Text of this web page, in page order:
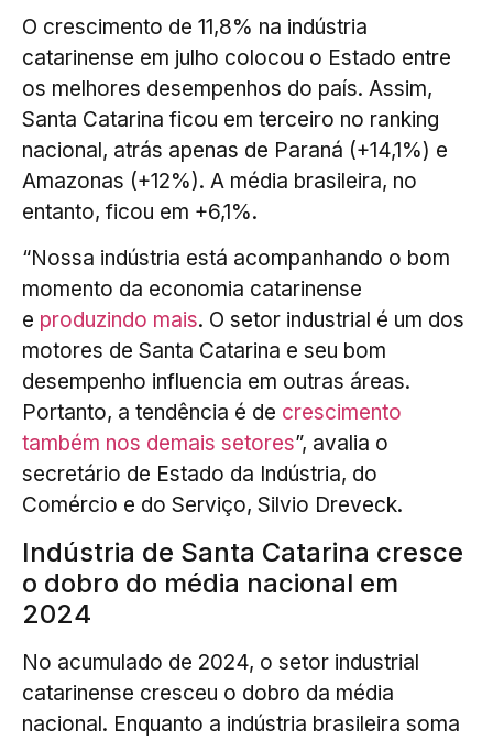
O crescimento de 11,8% na indústria
catarinense em julho colocou o Estado entre
os melhores desempenhos do país. Assim,
Santa Catarina ficou em terceiro no ranking
nacional, atrás apenas de Paraná (+14,1%) e
Amazonas (+12%). A média brasileira, no
entanto, ficou em +6,1%.
“Nossa indústria está acompanhando o bom
momento da economia catarinense
e produzindo mais. O setor industrial é um dos
motores de Santa Catarina e seu bom
desempenho influencia em outras áreas.
Portanto, a tendência é de crescimento
também nos demais setores”, avalia o
secretário de Estado da Indústria, do
Comércio e do Serviço, Silvio Dreveck.
Indústria de Santa Catarina cresce
o dobro do média nacional em
2024
No acumulado de 2024, o setor industrial
catarinense cresceu o dobro da média
nacional. Enquanto a indústria brasileira soma